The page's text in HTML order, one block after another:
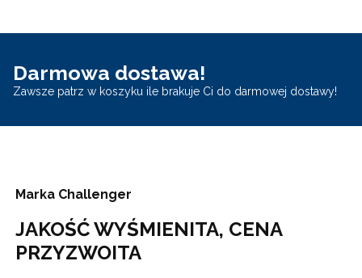
Darmowa dostawa!
Zawsze patrz w koszyku ile brakuje Ci do darmowej dostawy!
Marka Challenger
JAKOŚĆ WYŚMIENITA, CENA
PRZYZWOITA